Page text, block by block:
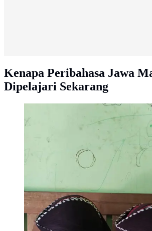
Kenapa Peribahasa Jawa
Dipelajari Sekarang
Ilustrasi blangkon sebagai salah satu
Jawa (Liputan6/Shani Rasyid Ramadhan)